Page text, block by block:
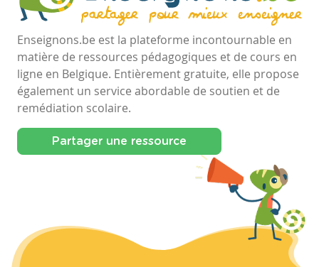
Enseignons.be est la plateforme incontournable en
matière de ressources pédagogiques et de cours en
ligne en Belgique. Entièrement gratuite, elle propose
également un service abordable de soutien et de
remédiation scolaire.
Partager une ressource